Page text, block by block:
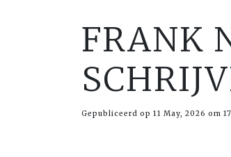
FRANK
Gepubliceerd op 11 May, 2026 om